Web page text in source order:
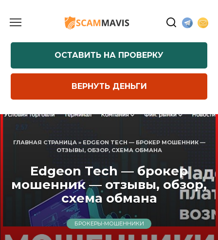
содержанию
ОСТАВИТЬ НА ПРОВЕРКУ
ВЕРНУТЬ ДЕНЬГИ
ГЛАВНАЯ СТРАНИЦА» EDGEON TECH — БРОКЕР МОШЕННИК —
ОТЗЫВЫ, ОБЗОР, СХЕМА ОБМАНА
Edgeon Tech — брокер
мошенник — отзывы, обзор,
схема обмана
БРОКЕРЫ-МОШЕННИКИ